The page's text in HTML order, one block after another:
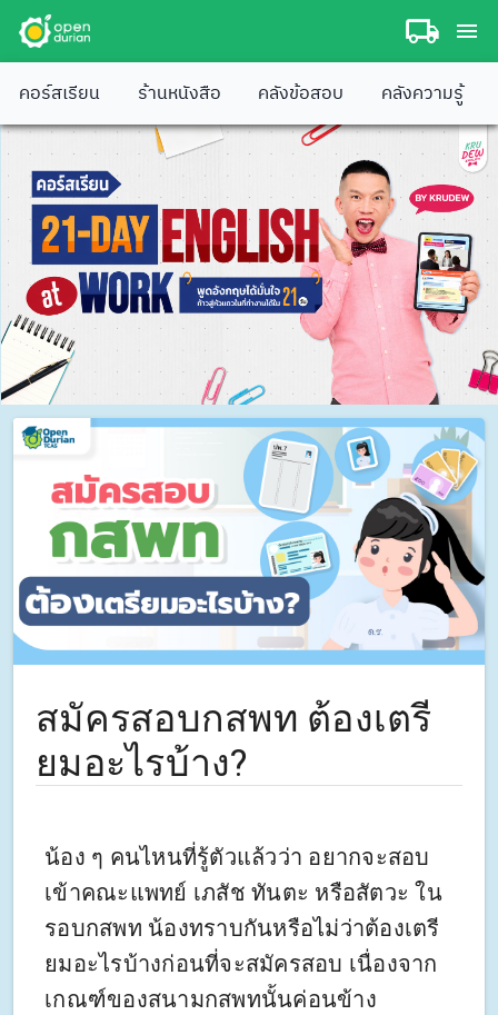
คอร์สเรียน ร้านหนังสือ คลังข้อสอบ คลังความรู้
สมัครสอบกสพท ต้องเตรี
ยมอะไรบ้าง?
น้อง ๆ คนไหนที่รู้ตัวแล้วว่า อยากจะสอบ
เข้าคณะแพทย์ เภสัช ทันตะ หรือสัตวะ ใน
รอบกสพท น้องทราบกันหรือไม่ว่าต้องเตรี
ยมอะไรบ้างก่อนที่จะสมัครสอบ เนื่องจาก
เกณฑ์ของสนามกสพทนั้นค่อนข้าง